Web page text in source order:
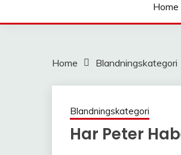
Home
Home Blandningskategori
Blandningskategori
Har Peter